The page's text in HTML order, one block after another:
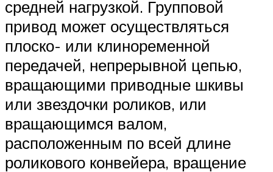
средней нагрузкой. Групповой
привод может осуществляться
плоско- или клиноременной
передачей, непрерывной цепью,
вращающими приводные шкивы
или звездочки роликов, или
вращающимся валом,
расположенным по всей длине
роликового конвейера, вращение